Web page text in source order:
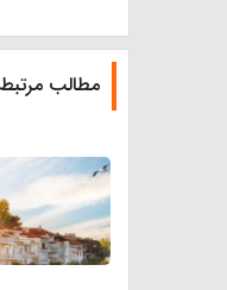
مطالب مرتبط